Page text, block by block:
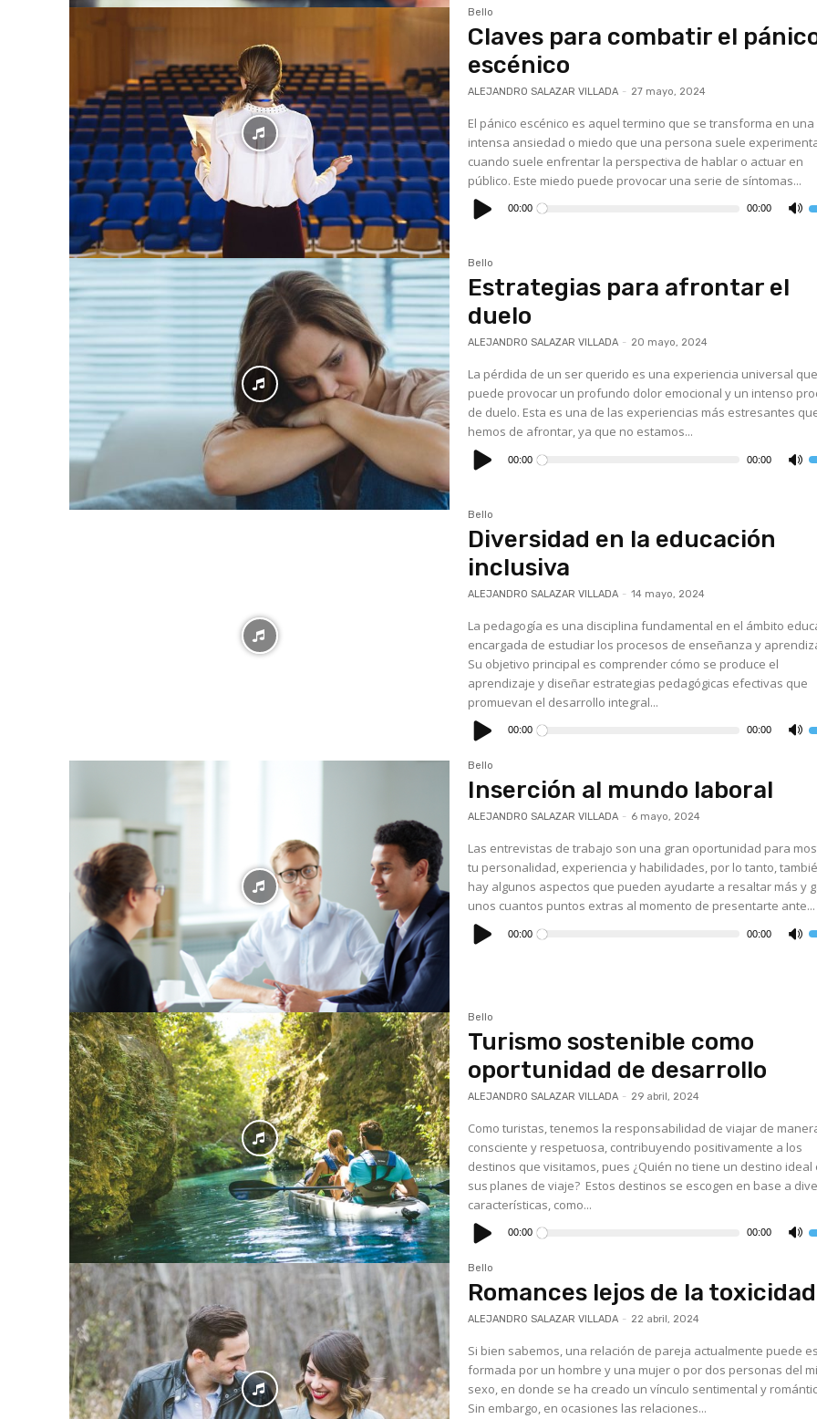
Bello
Claves para combatir el
escénico
ALEJANDRO SALAZAR VILLADA - 27 mayo, 2024
El pánico escénico es aquel termino que se transforma en una
intensa ansiedad o miedo que una persona suele
cuando suele enfrentar la perspectiva de hablar o actuar en
público. Este miedo puede provocar una serie de síntomas...
Reproductor
de
audio
00:00 00:00
Bello
Estrategias para afrontar el
duelo
ALEJANDRO SALAZAR VILLADA - 20 mayo, 2024
La pérdida de un ser querido es una experiencia universal que
puede provocar un profundo dolor emocional y un intenso
de duelo. Esta es una de las experiencias más estresantes
hemos de afrontar, ya que no estamos...
Reproductor
de
audio
00:00 00:00
Bello
Diversidad en la educación
inclusiva
ALEJANDRO SALAZAR VILLADA - 14 mayo, 2024
La pedagogía es una disciplina fundamental en el ámbito
encargada de estudiar los procesos de enseñanza y
Su objetivo principal es comprender cómo se produce el
aprendizaje y diseñar estrategias pedagógicas efectivas que
promuevan el desarrollo integral...
Reproductor
de
audio
00:00 00:00
el
Bello
Inserción al mundo laboral
ALEJANDRO SALAZAR VILLADA - 6 mayo, 2024
Las entrevistas de trabajo son una gran oportunidad para
tu personalidad, experiencia y habilidades, por lo tanto,
hay algunos aspectos que pueden ayudarte a resaltar más y
unos cuantos puntos extras al momento de presentarte ante...
Reproductor
de
audio
00:00 00:00
Bello
Turismo sostenible como
oportunidad de desarrollo
ALEJANDRO SALAZAR VILLADA - 29 abril, 2024
Como turistas, tenemos la responsabilidad de viajar de
consciente y respetuosa, contribuyendo positivamente a los
destinos que visitamos, pues ¿Quién no tiene un destino ideal
sus planes de viaje? Estos destinos se escogen en base a diversas
características, como...
Reproductor
de
audio
00:00 00:00
el
Bello
Romances lejos de la toxicidad
ALEJANDRO SALAZAR VILLADA - 22 abril, 2024
Si bien sabemos, una relación de pareja actualmente puede
formada por un hombre y una mujer o por dos personas del
sexo, en donde se ha creado un vínculo sentimental y
Sin embargo, en ocasiones las relaciones...